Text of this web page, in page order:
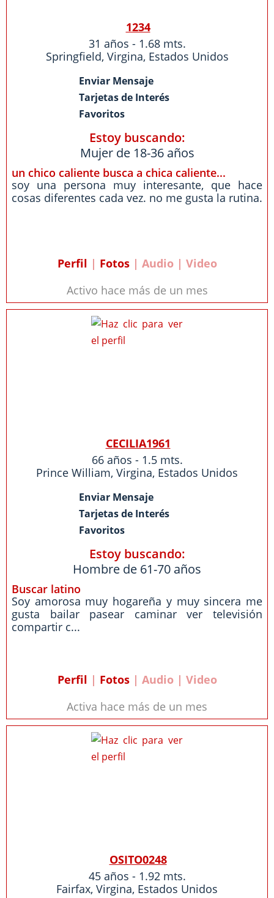
1234
31 años - 1.68 mts.
Springfield, Virgina, Estados Unidos
Enviar Mensaje
Tarjetas de Interés
Favoritos
Estoy buscando:
Mujer de 18-36 años
un chico caliente busca a chica caliente...
soy una persona muy interesante, que hace
cosas diferentes cada vez. no me gusta la rutina.
Perfil | Fotos| Audio | Video
Activo hace más de un mes
CECILIA1961
66 años - 1.5 mts.
Prince William, Virgina, Estados Unidos
Enviar Mensaje
Tarjetas de Interés
Favoritos
Estoy buscando:
Hombre de 61-70 años
Buscar latino
Soy amorosa muy hogareña y muy sincera me
gusta bailar pasear caminar ver televisión
compartir c...
Perfil | Fotos| Audio | Video
Activa hace más de un mes
OSITO0248
45 años - 1.92 mts.
Fairfax, Virgina, Estados Unidos